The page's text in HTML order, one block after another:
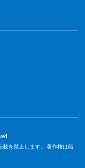
を禁止します。 著作権は船